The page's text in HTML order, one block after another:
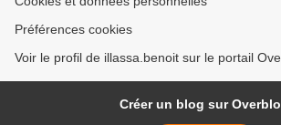
Préférences cookies
Voir le profil de illassa.benoit sur le portail
Créer un blog sur